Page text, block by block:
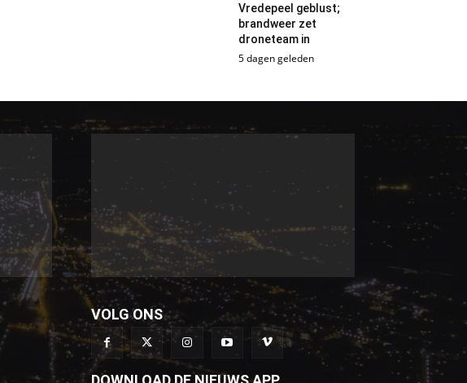
Vredepeel geblust;
brandweer zet
droneteam in
5 dagen geleden
VOLG ONS